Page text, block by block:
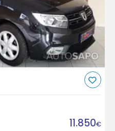
11.850€